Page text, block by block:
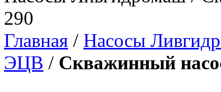
290
Главная / Насосы
ЭЦВ / Скважинный